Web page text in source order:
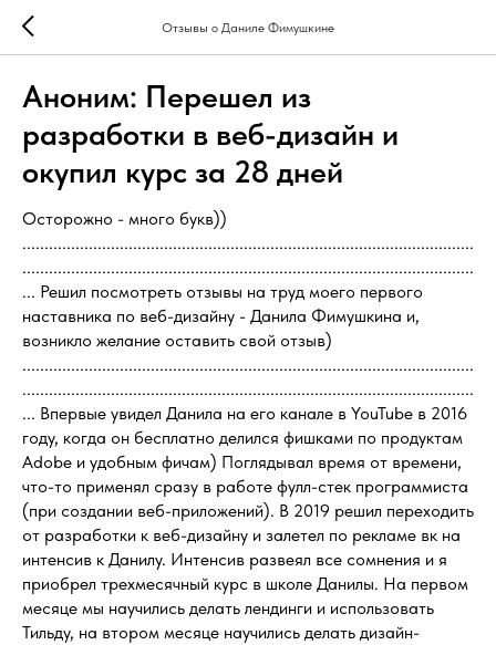
Отзывы о Даниле Фимушкине
Аноним: Перешел из
разработки в веб-дизайн и
окупил курс за 28 дней
Осторожно - много букв))
......................................................................................................
......................................................................................................
... Решил посмотреть отзывы на труд моего первого
наставника по веб-дизайну - Данила Фимушкина и,
возникло желание оставить свой отзыв)
......................................................................................................
......................................................................................................
... Впервые увидел Данила на его канале в YouTube в 2016
году, когда он бесплатно делился фишками по продуктам
Adobe и удобным фичам) Поглядывал время от времени,
что-то применял сразу в работе фулл-стек программиста
(при создании веб-приложений). В 2019 решил переходить
от разработки к веб-дизайну и залетел по рекламе вк на
интенсив к Данилу. Интенсив развеял все сомнения и я
приобрел трехмесячный курс в школе Данилы. На первом
месяце мы научились делать лендинги и использовать
Тильду, на втором месяце научились делать дизайн-